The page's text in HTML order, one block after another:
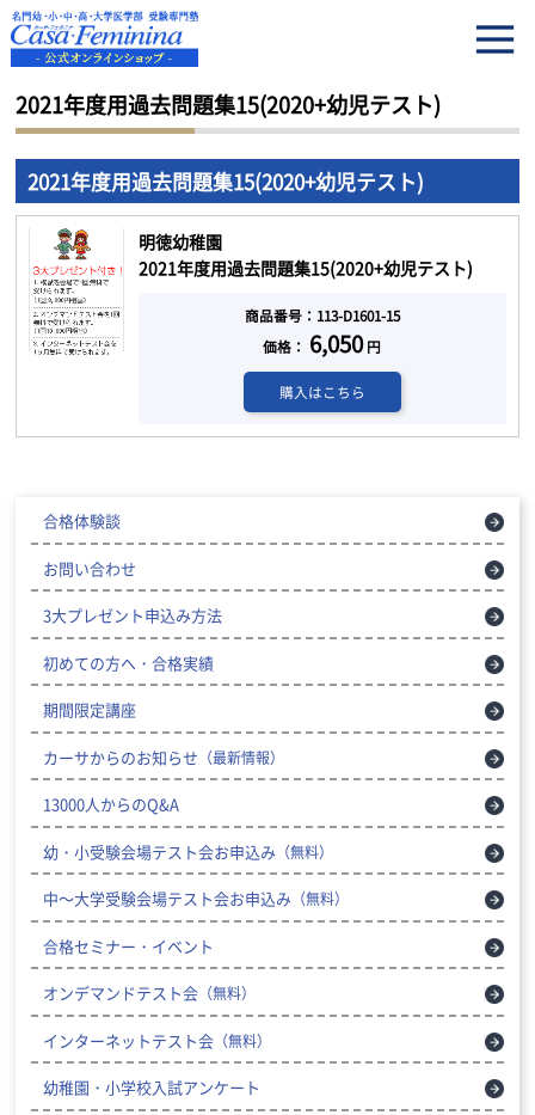
HOME 2021年度用過去問題集15(2020+幼児テスト)
2021年度用過去問題集15(2020+幼児テスト)
2021年度用過去問題集15(2020+幼児テスト)
明徳幼稚園
2021年度用過去問題集15(2020+幼児テスト)
商品番号：113-D1601-15
価格： 6,050円
購入はこちら
合格体験談
お問い合わせ
3大プレゼント申込み方法
初めての方へ・合格実績
期間限定講座
カーサからのお知らせ （最新情報）
13000人からのQ&A
幼・小受験会場テスト会お申込み （無料）
中～大学受験会場テスト会お申込み （無料）
合格セミナー・イベント
オンデマンドテスト会 （無料）
インターネットテスト会 （無料）
幼稚園・小学校入試アンケート